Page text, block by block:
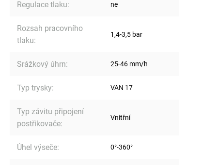
Regulace tlaku: ne
Rozsah pracovního
tlaku:
1,4-3,5 bar
Srážkový úhrn: 25-46 mm/h
Typ trysky: VAN 17
Typ závitu připojení
postřikovače:
Vnitřní
Úhel výseče: 0°-360°